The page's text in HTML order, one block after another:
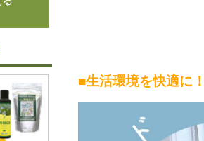
■生活環境を快適に